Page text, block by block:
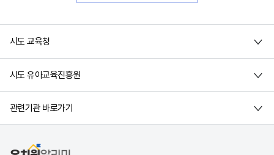
시도 교육청
시도 유아교육진흥원
관련기관 바로가기
유치원알리미